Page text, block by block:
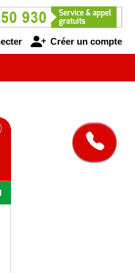
Créer un compte